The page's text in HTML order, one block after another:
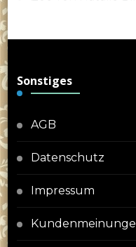
Sonstiges
AGB
Datenschutz
Impressum